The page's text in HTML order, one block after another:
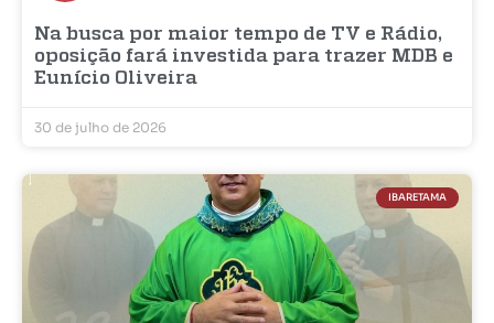
Na busca por maior tempo de TV e Rádio,
oposição fará investida para trazer MDB e
Eunício Oliveira
30 de julho de 2026
IBARETAMA